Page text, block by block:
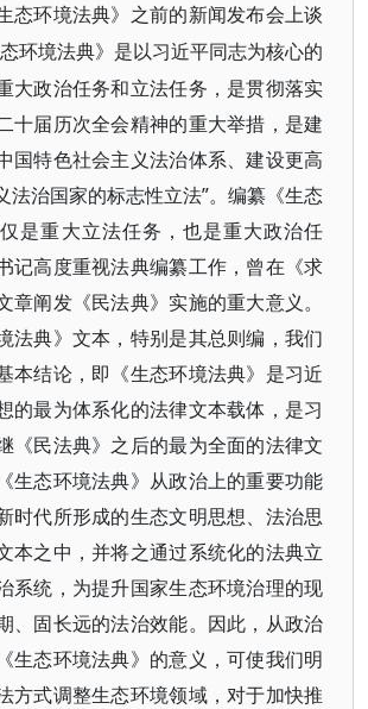
态环境法典》之前的新闻发布会上谈
环境法典》是以习近平同志为核心的
大政治任务和立法任务，是贯彻落实
十届历次全会精神的重大举措，是建
国特色社会主义法治体系、建设更高
法治国家的标志性立法”。编纂《生态
是重大立法任务，也是重大政治任
记高度重视法典编纂工作，曾在《求
章阐发《民法典》实施的重大意义。
法典》文本，特别是其总则编，我们
本结论，即《生态环境法典》是习近
的最为体系化的法律文本载体，是习
《民法典》之后的最为全面的法律文
生态环境法典》从政治上的重要功能
时代所形成的生态文明思想、法治思
本之中，并将之通过系统化的法典立
系统，为提升国家生态环境治理的现
、固长远的法治效能。因此，从政治
生态环境法典》的意义，可使我们明
方式调整生态环境领域，对于加快推